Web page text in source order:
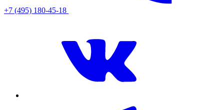
+7 (495) 180-45-18